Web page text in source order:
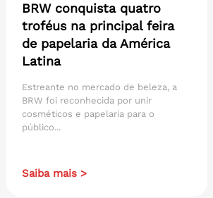
BRW conquista quatro
troféus na principal feira
de papelaria da América
Latina
Estreante no mercado de beleza, a
BRW foi reconhecida por unir
cosméticos e papelaria para o
público...
Saiba mais >